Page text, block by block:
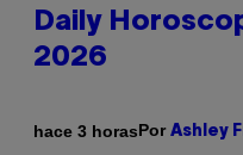
Daily
2026
hace 3 horasPor Ashley